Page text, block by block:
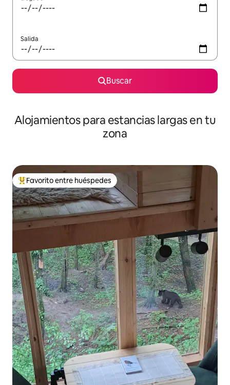
Salida
Buscar
Alojamientos para estancias largas en tu
zona
De los mejores en Favorito entre huéspedes
Favorito entre huéspedes